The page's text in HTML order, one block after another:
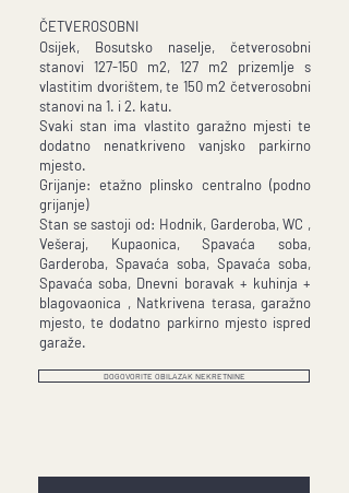
ČETVEROSOBNI
Osijek, Bosutsko naselje, četverosobni
stanovi 127-150 m2, 127 m2 prizemlje s
vlastitim dvorištem, te 150 m2 četverosobni
stanovi na 1. i 2. katu.
Svaki stan ima vlastito garažno mjesti te
dodatno nenatkriveno vanjsko parkirno
mjesto.
Grijanje: etažno plinsko centralno (podno
grijanje)
Stan se sastoji od: Hodnik, Garderoba, WC ,
Vešeraj, Kupaonica, Spavaća soba,
Garderoba, Spavaća soba, Spavaća soba,
Spavaća soba, Dnevni boravak + kuhinja +
blagovaonica , Natkrivena terasa, garažno
mjesto, te dodatno parkirno mjesto ispred
garaže.
DOGOVORITE OBILAZAK NEKRETNINE